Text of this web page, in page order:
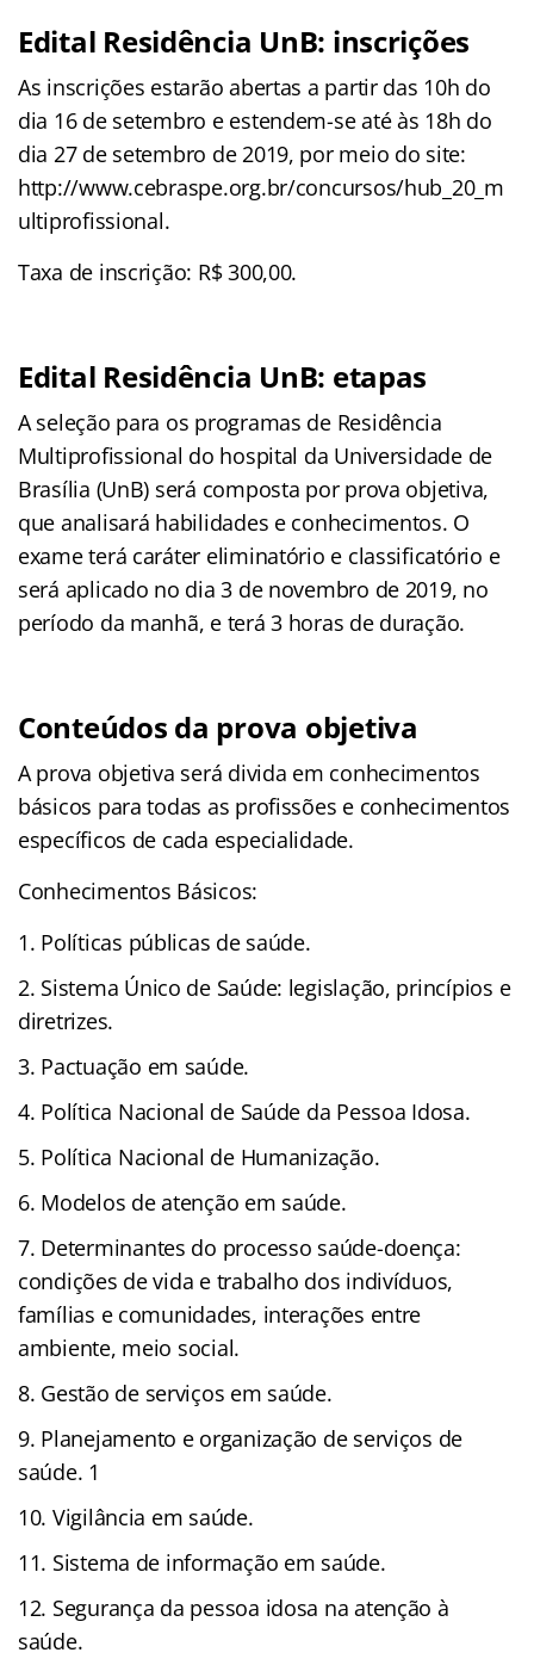
Edital Residência UnB: inscrições
As inscrições estarão abertas a partir das 10h do
dia 16 de setembro e estendem-se até às 18h do
dia 27 de setembro de 2019, por meio do site:
http://www.cebraspe.org.br/concursos/hub_20_m
ultiprofissional.
Taxa de inscrição: R$ 300,00.
Edital Residência UnB: etapas
A seleção para os programas de Residência
Multiprofissional do hospital da Universidade de
Brasília (UnB) será composta por prova objetiva,
que analisará habilidades e conhecimentos. O
exame terá caráter eliminatório e classificatório e
será aplicado no dia 3 de novembro de 2019, no
período da manhã, e terá 3 horas de duração.
Conteúdos da prova objetiva
A prova objetiva será divida em conhecimentos
básicos para todas as profissões e conhecimentos
específicos de cada especialidade.
Conhecimentos Básicos:
Políticas públicas de saúde.
Sistema Único de Saúde: legislação, princípios e
diretrizes.
Pactuação em saúde.
Política Nacional de Saúde da Pessoa Idosa.
Política Nacional de Humanização.
Modelos de atenção em saúde.
Determinantes do processo saúde-doença:
condições de vida e trabalho dos indivíduos,
famílias e comunidades, interações entre
ambiente, meio social.
Gestão de serviços em saúde.
Planejamento e organização de serviços de
saúde. 1
Vigilância em saúde.
Sistema de informação em saúde.
Segurança da pessoa idosa na atenção à
saúde.